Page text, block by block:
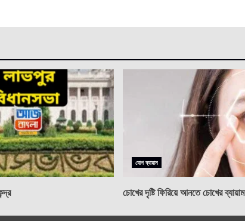
যোগ ব্যায়াম
চোখের দৃষ্টি ফিরিয়ে আনতে চোখের ব্যায়াম